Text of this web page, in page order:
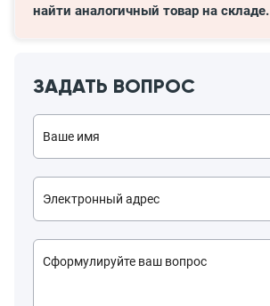
найти аналогичный товар на складе.
ЗАДАТЬ ВОПРОС